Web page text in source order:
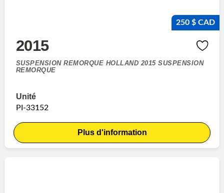
250 $ CAD
2015
SUSPENSION REMORQUE HOLLAND 2015 SUSPENSION
REMORQUE
Unité
PI-33152
Plus d'information